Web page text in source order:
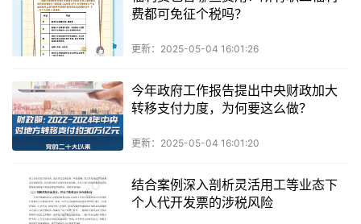
费都可免征个税吗？
更新：2025-05-04 16:01:26
今年政府工作报告提出中央财政加大
转移支付力度，为何要这么做？
更新：2025-05-04 16:01:20
结合案例深入剖析灵活用工等业态下
个人代开发票的涉税风险